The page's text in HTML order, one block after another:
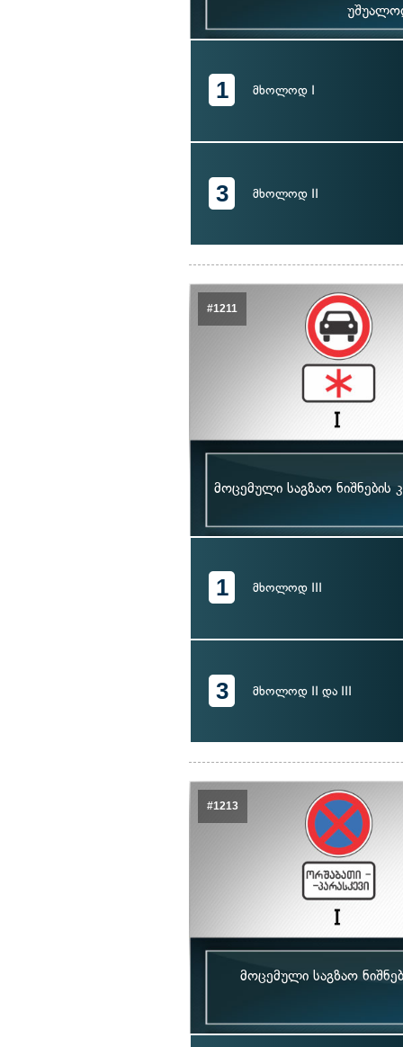
1 მხოლოდ I
3 მხოლოდ II
#1211
მოცემული საგზაო
1 მხოლოდ III
3 მხოლოდ II და III
#1213
მოცემული საგზაო